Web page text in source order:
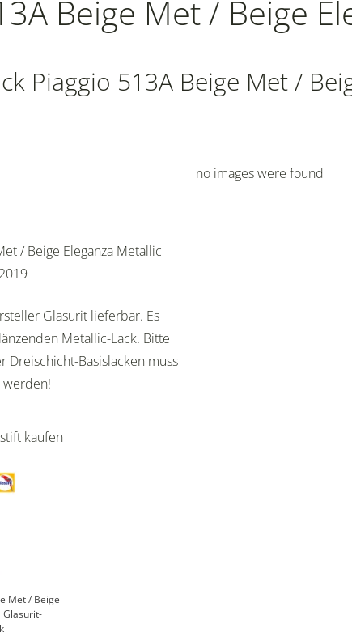
Beige Met / Beige
Piaggio 513A Beige Met /
/ Beige Eleganza Metallic
Glasurit lieferbar. Es
Metallic-Lack. Bitte
Dreischicht-Basislacken muss
werden!
no images were found
kaufen
Met / Beige
Glasurit-